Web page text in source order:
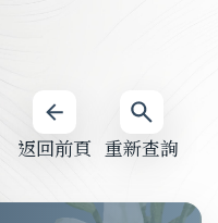
重新查詢
返回前頁